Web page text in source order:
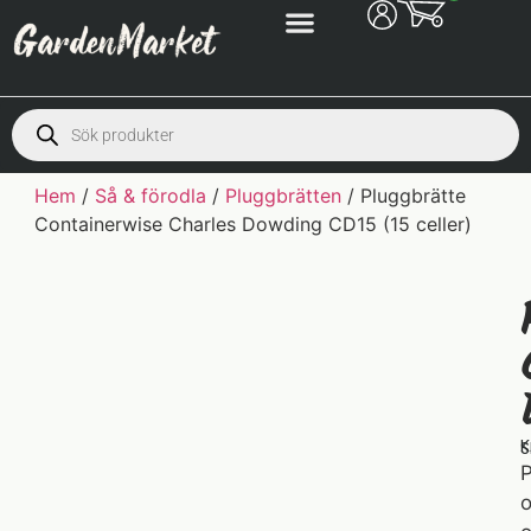
Hem / Så & förodla / Pluggbrätten / Pluggbrätte
Containerwise Charles Dowding CD15 (15 celler)